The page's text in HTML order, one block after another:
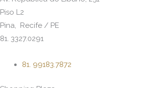
Piso L2
Pina, Recife / PE
81. 3327.0291
81. 99183.7872